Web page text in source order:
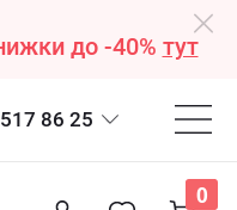
до -40% тут
86 25
0